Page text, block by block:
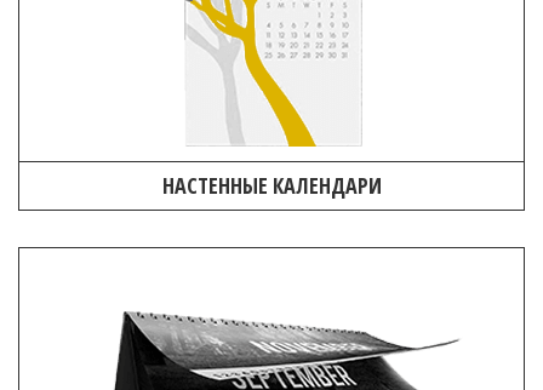
НАСТЕННЫЕ КАЛЕНДАРИ